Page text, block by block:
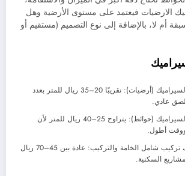
الارضيات فيعتمد على مستوى الأرضية وهل
أم لا، بالإضافة إلى نوع التصميم (مستقيم أو
سعر تركيب متر السيراميك (أرضيات): تقريبًا 20–35 ريال للمتر بعدد
عادي.
سعر تركيب متر السيراميك (حوائط): يتراوح 25–40 ريال للمتر لأن
ووقت أطول.
سعر متر سيراميك تركيب شامل الخامة والتركيب: عادة بين 45–70 ريال
السكنية.